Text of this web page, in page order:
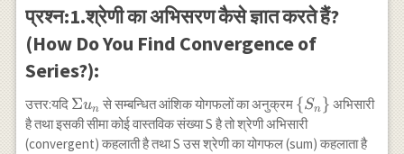
प्रश्न:1.श्रेणी का अभिसरण कैसे ज्ञात करते हैं?
(How Do You Find Convergence of
Series?):
उत्तर:यदि \Sigma
u_n
Σun से सम्बन्धित आंशिक योगफलों का अनुक्रम \
{S_{n}
\}
{Sn} अभिसारी
है तथा इसकी सीमा कोई वास्तविक संख्या S है तो श्रेणी अभिसारी
(convergent) कहलाती है तथा S उस श्रेणी का योगफल (sum) कहलाता है